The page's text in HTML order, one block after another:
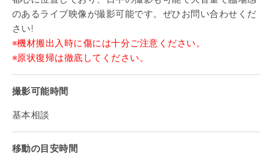
のあるライブ映像が撮影可能です。ぜひお問い合わせくだ
さい!
※機材搬出入時に傷には十分ご注意ください。
※原状復帰は徹底してください。
撮影可能時間
基本相談
移動の目安時間